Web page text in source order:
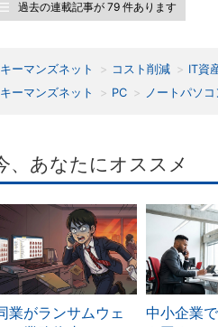
過去の連載記事が 79 件あります
キーマンズネット コスト削減 IT資
キーマンズネット
PC ノートパソコ